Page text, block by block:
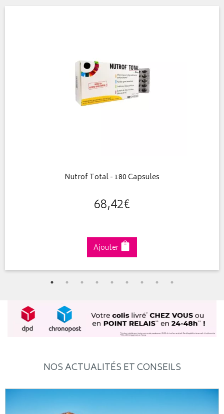
Nutrof Total - 180 Capsules
68,42€
Ajouter
NOS ACTUALITÉS ET CONSEILS